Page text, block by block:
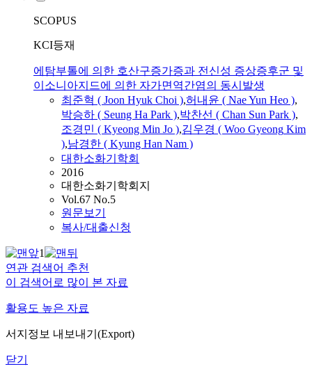
SCOPUS
KCI등재
에탐부톨에 의한 호산구증가증과 전신성 증상증후군 및
이소니아지드에 의한 자가면역간염의 동시발생
최준혁 ( Joon Hyuk Choi ),허내윤 ( Nae Yun Heo ),
박승하 ( Seung Ha Park ),박찬선 ( Chan Sun Park ),
조경민 ( Kyeong Min Jo ),김우경 ( Woo Gyeong Kim
),남경한 ( Kyung Han Nam )
대한소화기학회
2016
대한소화기학회지
Vol.67 No.5
원문보기
복사/대출신청
1
연관 검색어 추천
이 검색어로 많이 본 자료
활용도 높은 자료
서지정보 내보내기(Export)
닫기